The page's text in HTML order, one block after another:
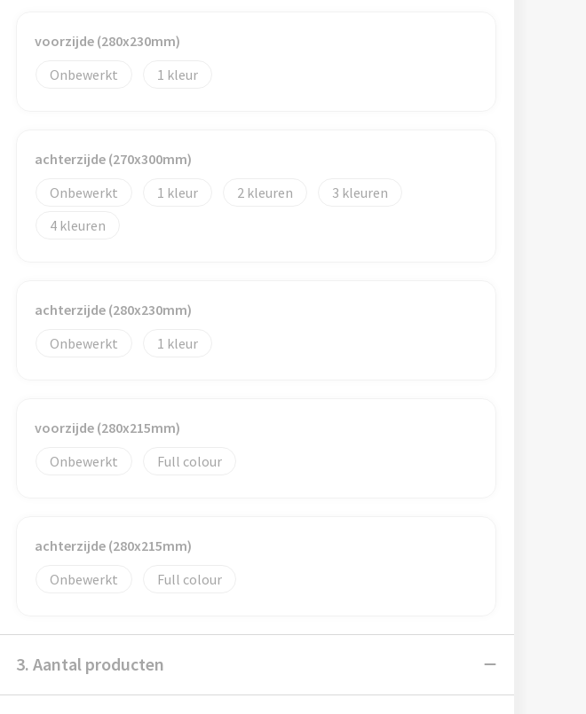
voorzijde (280x230mm)
Onbewerkt
1
achterzijde (270x300mm)
Onbewerkt
1 2
3
4
achterzijde (280x230mm)
Onbewerkt
1
voorzijde (280x215mm)
Onbewerkt
Full colour
achterzijde (280x215mm)
Onbewerkt
Full colour
3. Aantal producten